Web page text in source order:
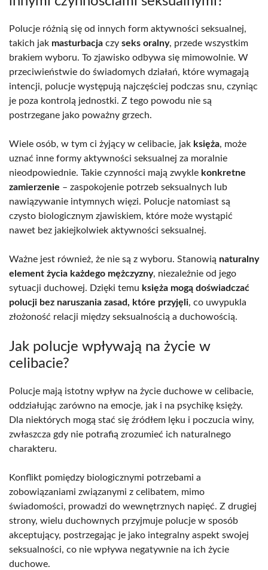
Polucje różnią się od innych form aktywności seksualnej,
takich jak masturbacja czy seks oralny, przede wszystkim
brakiem wyboru. To zjawisko odbywa się mimowolnie. W
przeciwieństwie do świadomych działań, które wymagają
intencji, polucje występują najczęściej podczas snu, czyniąc
je poza kontrolą jednostki. Z tego powodu nie są
postrzegane jako poważny grzech.
Wiele osób, w tym ci żyjący w celibacie, jak księża, może
uznać inne formy aktywności seksualnej za moralnie
nieodpowiednie. Takie czynności mają zwykle konkretne
zamierzenie – zaspokojenie potrzeb seksualnych lub
nawiązywanie intymnych więzi. Polucje natomiast są
czysto biologicznym zjawiskiem, które może wystąpić
nawet bez jakiejkolwiek aktywności seksualnej.
Ważne jest również, że nie są z wyboru. Stanowią naturalny
element życia każdego mężczyzny, niezależnie od jego
sytuacji duchowej. Dzięki temu księża mogą doświadczać
polucji bez naruszania zasad, które przyjęli, co uwypukla
złożoność relacji między seksualnością a duchowością.
Jak polucje wpływają na życie w
celibacie?
Polucje mają istotny wpływ na życie duchowe w celibacie,
oddziałując zarówno na emocje, jak i na psychikę księży.
Dla niektórych mogą stać się źródłem lęku i poczucia winy,
zwłaszcza gdy nie potrafią zrozumieć ich naturalnego
charakteru.
Konflikt pomiędzy biologicznymi potrzebami a
zobowiązaniami związanymi z celibatem, mimo
świadomości, prowadzi do wewnętrznych napięć. Z drugiej
strony, wielu duchownych przyjmuje polucje w sposób
akceptujący, postrzegając je jako integralny aspekt swojej
seksualności, co nie wpływa negatywnie na ich życie
duchowe.